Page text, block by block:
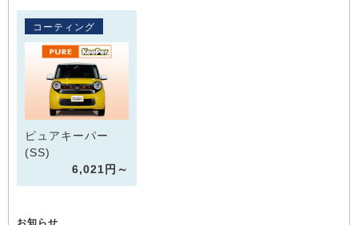
コーティング
ピュアキーパー
(SS)
6,021円～
お知らせ